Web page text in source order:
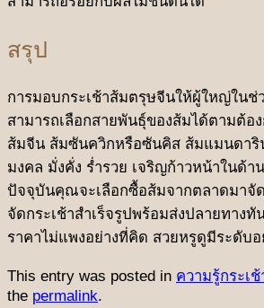
สรุป
การมอบกระเช้าส้มตรุษจีนให้ผู้ใหญ่ในช่
สามารถเลือกสายพันธุ์ของส้มได้ตามต้อ
ส้มจีน ส้มซันควิกหรือซันคิส ส้มแมนดาริ
มงคล มั่งคั่ง ร่ำรวย เจริญก้าวหน้าในด้า
ปัจจุบันคุณจะเลือกซื้อส้มจากตลาดมาจัด
จัดกระเช้าสำเร็จรูปพร้อมส่งปลายทางทั
ราคาไม่แพงอย่างที่คิด สวยหรูดูมีระดับ
This entry was posted in ความรู้กระเ
the permalink.